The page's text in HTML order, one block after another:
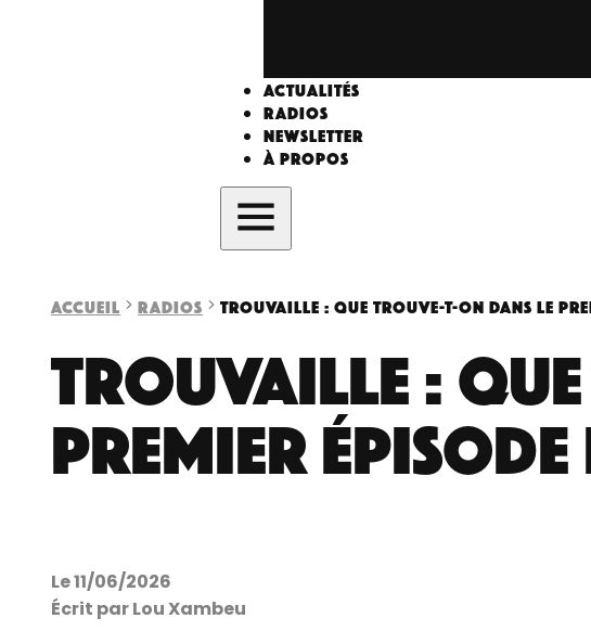
Actualités
Radios
Newsletter
À propos
Accueil Radios Trouvaille : que trouve-t-on dans le
Trouvaille :
premier
Le 11/06/2026
Écrit par Lou Xambeu